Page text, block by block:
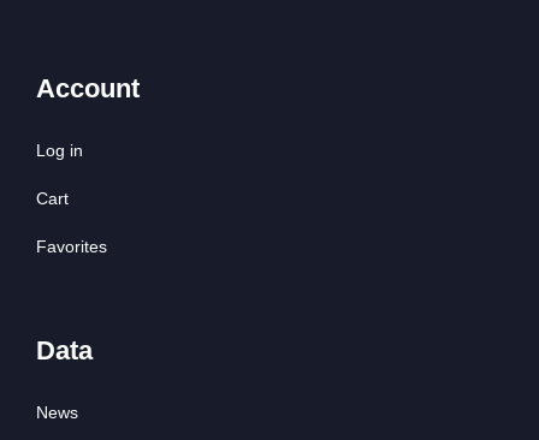
Account
Log in
Cart
Favorites
Data
News